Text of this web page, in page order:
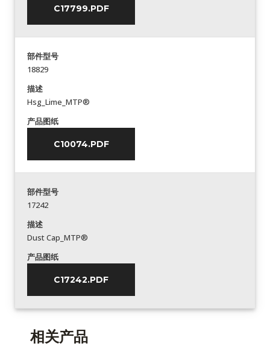
C17799.PDF
部件型号
18829
描述
Hsg_Lime_MTP®
产品图纸
C10074.PDF
部件型号
17242
描述
Dust Cap_MTP®
产品图纸
C17242.PDF
相关产品